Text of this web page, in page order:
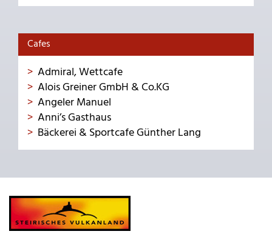
Cafes
Admiral, Wettcafe
Alois Greiner GmbH & Co.KG
Angeler Manuel
Anni’s Gasthaus
Bäckerei & Sportcafe Günther Lang